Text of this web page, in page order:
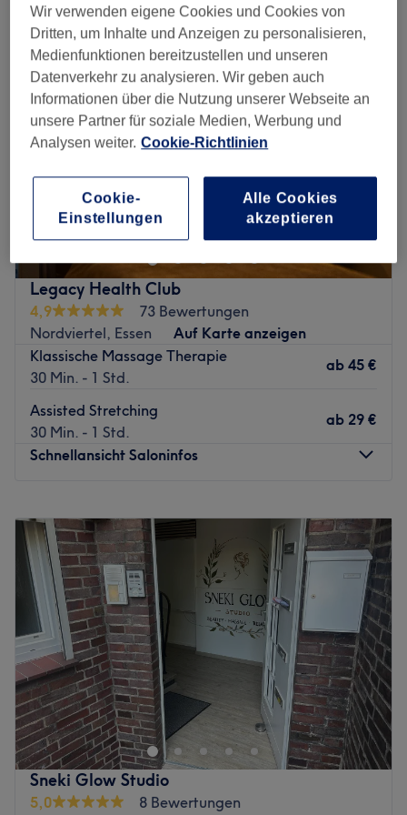
entspannungsmassagen in der Nähe von Stadtbezirk V, Essen
Legacy Health Club
4,9
73 Bewertungen
Nordviertel, Essen
Auf Karte anzeigen
Klassische Massage Therapie
30 Min. - 1 Std.
ab 45 €
Assisted Stretching
30 Min. - 1 Std.
ab 29 €
Schnellansicht Saloninfos
Dienstag
11:00 –20:00
Mittwoch
11:00–20:00
Donnerstag
Geschlossen
Freitag
08:00 –
Samstag
Geschlossen
Sonntag
Geschlossen
Du hattest einen stressigen Tag und sehnst dich nach
innerer Ausgeglichenheit? Dann statte dem Studio
Legacy Helath Club in Essen unbedingt einen Besuch ab.
Hot Stone Behandlungen, schwedische, hawaiianische
oder thailändische Massagen - hier kannst du vom Alltag
abschalten und dich verwöhnen lassen.
Sneki Glow Studio
5,0
8 Bewertungen
Wir verwenden eigene Cookies und Cookies von
Dritten, um Inhalte und Anzeigen zu personalisieren,
Medienfunktionen bereitzustellen und unseren
Datenverkehr zu analysieren. Wir geben auch
Informationen über die Nutzung unserer Webseite an
unsere Partner für soziale Medien, Werbung und
Analysen weiter. Cookie-Richtlinien
Cookie-
Einstellungen
Alle Cookies
akzeptieren